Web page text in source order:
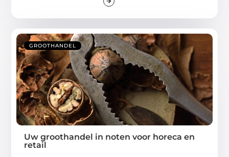
GROOTHANDEL
Uw groothandel in noten voor horeca en
retail